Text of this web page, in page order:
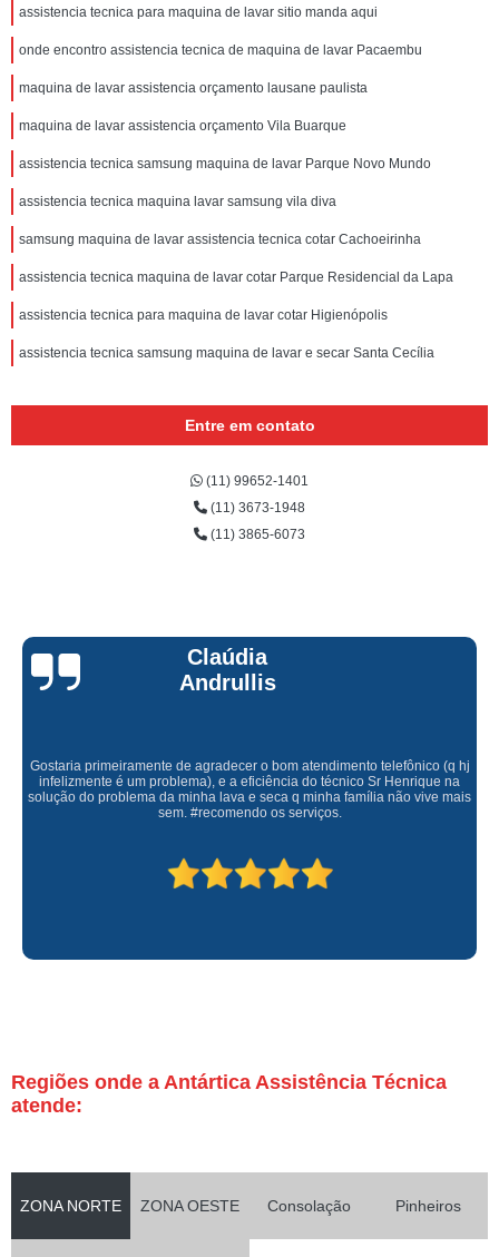
assistencia tecnica para maquina de lavar sitio manda aqui
onde encontro assistencia tecnica de maquina de lavar Pacaembu
maquina de lavar assistencia orçamento lausane paulista
maquina de lavar assistencia orçamento Vila Buarque
assistencia tecnica samsung maquina de lavar Parque Novo Mundo
assistencia tecnica maquina lavar samsung vila diva
samsung maquina de lavar assistencia tecnica cotar Cachoeirinha
assistencia tecnica maquina de lavar cotar Parque Residencial da Lapa
assistencia tecnica para maquina de lavar cotar Higienópolis
assistencia tecnica samsung maquina de lavar e secar Santa Cecília
Entre em contato
(11) 99652-1401
(11) 3673-1948
(11) 3865-6073
Claúdia
Andrullis
Gostaria primeiramente de agradecer o bom atendimento telefônico (q hj
infelizmente é um problema), e a eficiência do técnico Sr Henrique na
solução do problema da minha lava e seca q minha família não vive mais
sem. #recomendo os serviços.
Regiões onde a Antártica Assistência Técnica
atende:
ZONA NORTE ZONA OESTE Consolação Pinheiros